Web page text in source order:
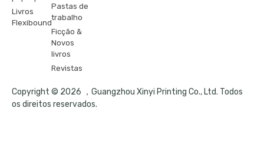
Livros
Flexibound
Pastas de
trabalho
Ficção &
Novos
livros
Revistas
Copyright © 2026 ，Guangzhou Xinyi Printing Co., Ltd. Todos
os direitos reservados.